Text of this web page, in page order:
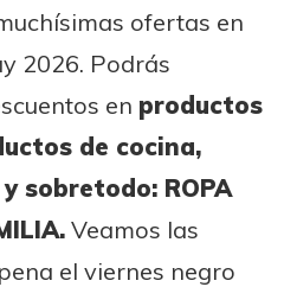
ofertas en
2026. Podrás
en productos
de cocina,
sobretodo: ROPA
Veamos las
el viernes negro